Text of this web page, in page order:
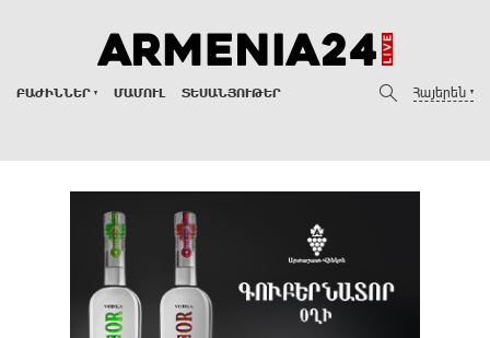
ԲԱԺԻՆՆԵՐ ՄԱՄՈՒԼ ՏԵՍԱՆՅՈՒԹԵՐ Հայերեն